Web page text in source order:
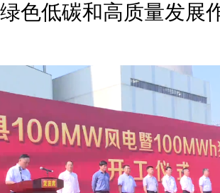
色低碳和高质量发展